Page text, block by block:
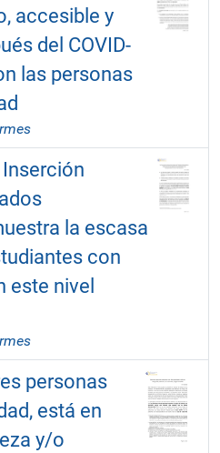
accesible y
del COVID-
las personas
la escasa
con
este nivel
personas
está en
y/o